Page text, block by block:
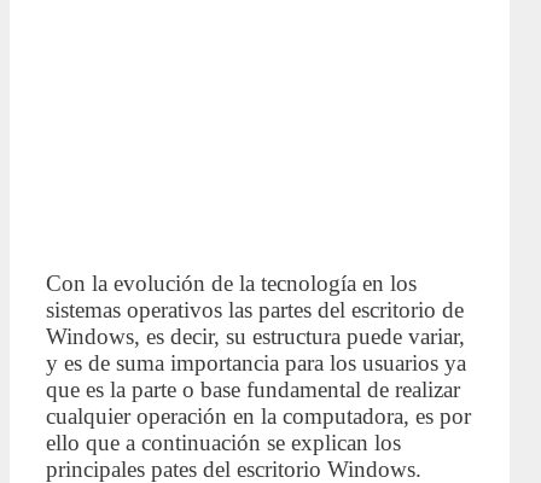
Con la evolución de la tecnología en los
sistemas operativos las partes del escritorio de
Windows, es decir, su estructura puede variar,
y es de suma importancia para los usuarios ya
que es la parte o base fundamental de realizar
cualquier operación en la computadora, es por
ello que a continuación se explican los
principales pates del escritorio Windows.